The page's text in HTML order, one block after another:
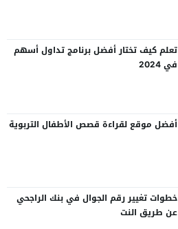
تعلم كيف تختار أفضل برنامج تداول أسهم
في 2024
أفضل موقع لقراءة قصص الأطفال التربوية
خطوات تغيير رقم الجوال في بنك الراجحي
عن طريق النت